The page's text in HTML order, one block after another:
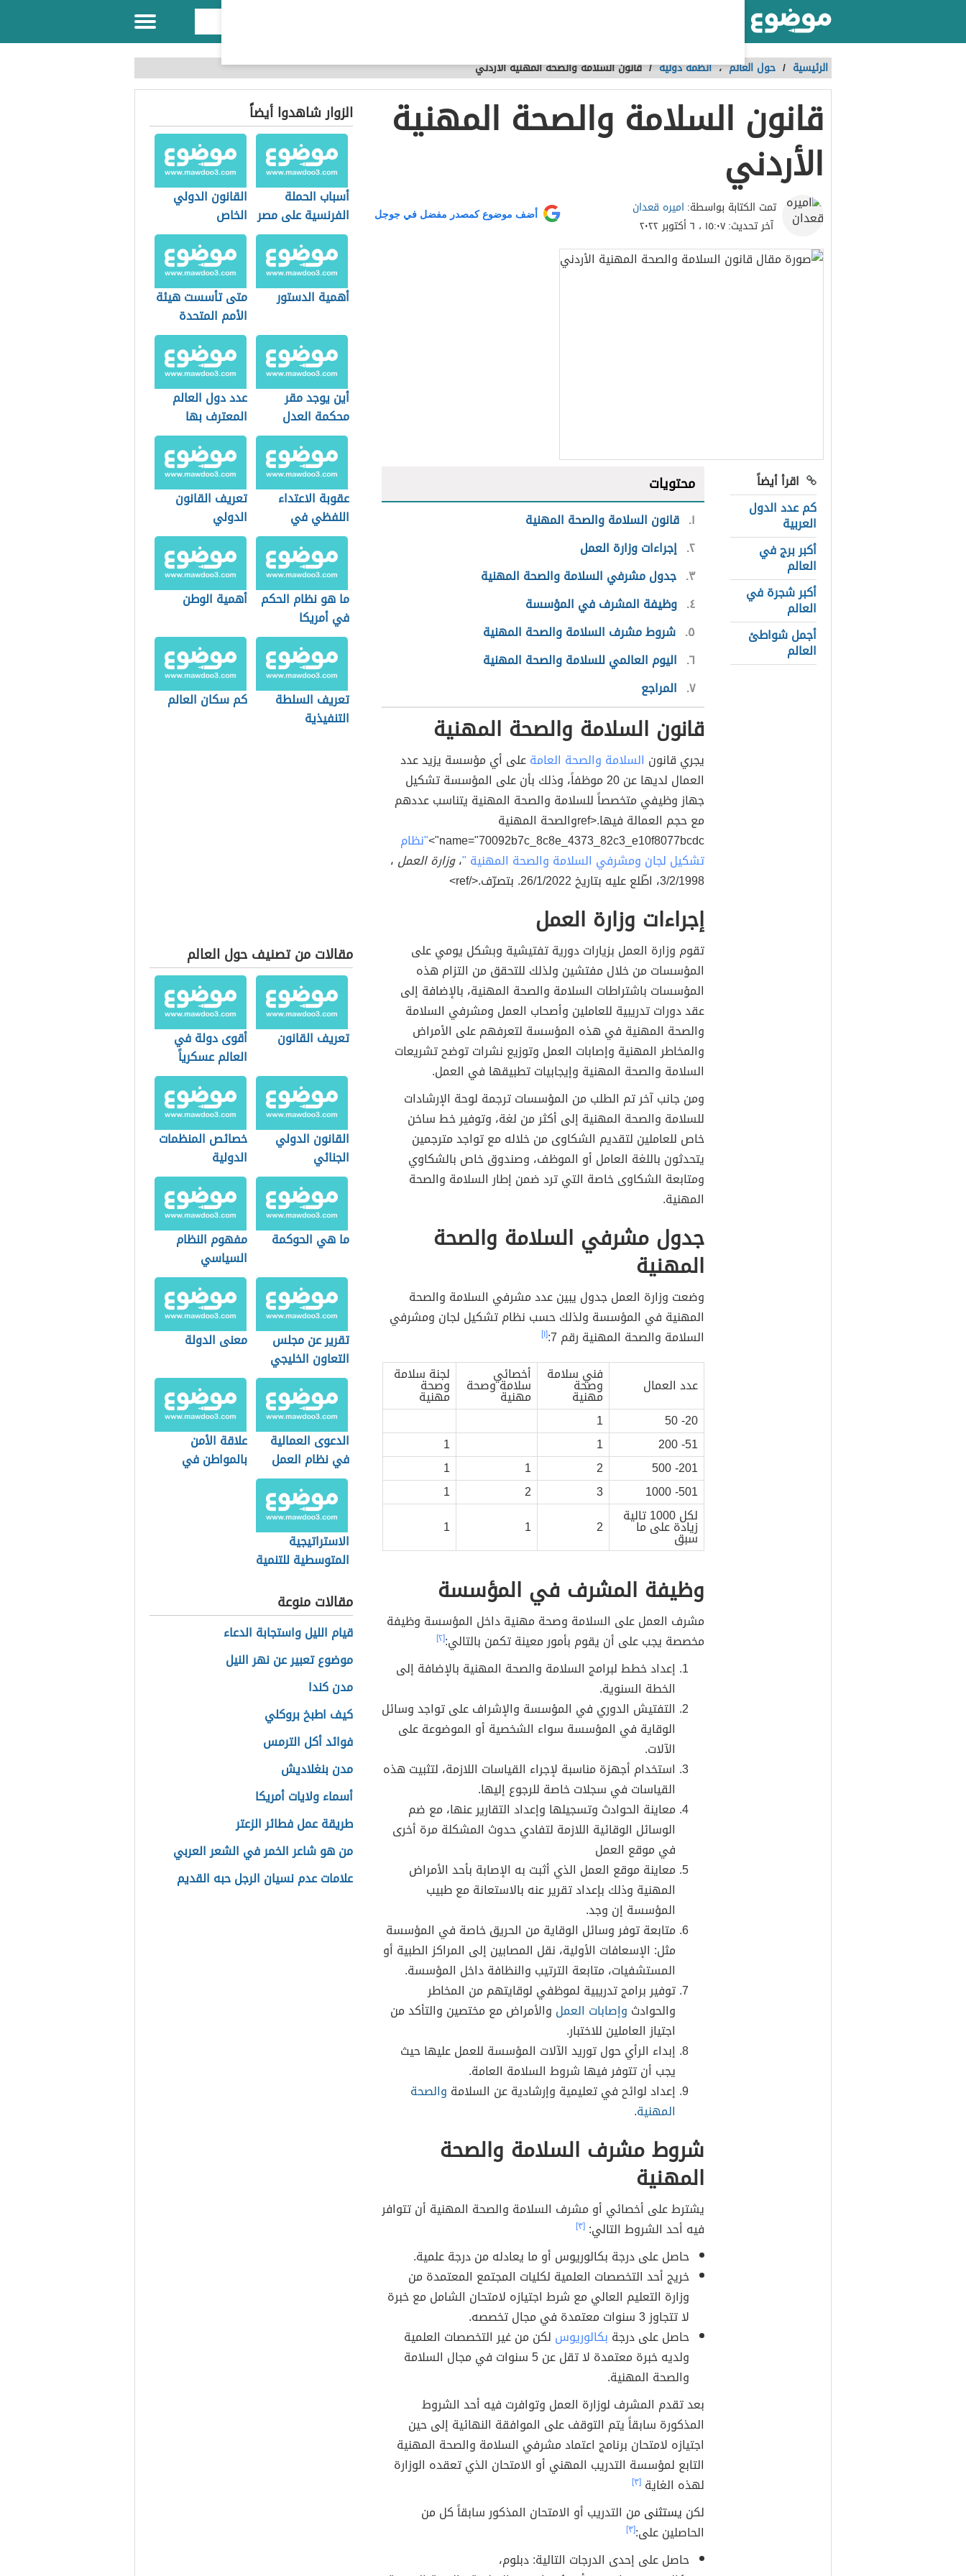
الرئيسية / حول العالم،أنظمة دولية /قانون السلامة والصحة المهنية الأردني
قانون السلامة والصحة المهنية
الأردني
تمت الكتابة بواسطة: اميره قعدان
آخر تحديث:١٥:٠٧ ، ٦ أكتوبر ٢٠٢٢
أضف موضوع كمصدر مفضل في جوجل
اقرأ أيضاً
كم عدد الدول
العربية
أكبر برج في
العالم
أكبر شجرة في
العالم
أجمل شواطئ
العالم
محتويات
١ قانون السلامة والصحة المهنية
٢ إجراءات وزارة العمل
٣ جدول مشرفي السلامة والصحة المهنية
٤ وظيفة المشرف في المؤسسة
٥ شروط مشرف السلامة والصحة المهنية
٦ اليوم العالمي للسلامة والصحة المهنية
٧ المراجع
قانون السلامة والصحة المهنية
يجري قانون السلامة والصحة العامةعلى أي مؤسسة يزيد عدد
العمال لديها عن 20 موظفاً، وذلك بأن على المؤسسة تشكيل
جهاز وظيفي متخصصاً للسلامة والصحة المهنية يتناسب عددهم
مع حجم العمالة فيها.<refوالصحة المهنية
name="70092b7c_8c8e_4373_82c3_e10f8077bcdc"> "نظام
تشكيل لجان ومشرفي السلامة والصحة المهنية "،وزارة العمل ،
3/2/1998، اطّلع عليه بتاريخ 26/1/2022. بتصرّف.</ref>
إجراءات وزارة العمل
تقوم وزارة العمل بزيارات دورية تفتيشية وبشكل يومي على
المؤسسات من خلال مفتشين ولذلك للتحقق من التزام هذه
المؤسسات باشتراطات السلامة والصحة المهنية، بالإضافة إلى
عقد دورات تدريبية للعاملين وأصحاب العمل ومشرفي السلامة
والصحة المهنية في هذه المؤسسة لتعرفهم على الأمراض
والمخاطر المهنية وإصابات العمل وتوزيع نشرات توضح تشريعات
السلامة والصحة المهنية وإيجابيات تطبيقها في العمل.
ومن جانب آخر تم الطلب من المؤسسات ترجمة لوحة الإرشادات
للسلامة والصحة المهنية إلى أكثر من لغة، وتوفير خط ساخن
خاص للعاملين لتقديم الشكاوى من خلاله مع تواجد مترجمين
يتحدثون باللغة العامل أو الموظف، وصندوق خاص بالشكاوي
ومتابعة الشكاوى خاصة التي ترد ضمن إطار السلامة والصحة
المهنية.
جدول مشرفي السلامة والصحة
المهنية
وضعت وزارة العمل جدول يبين عدد مشرفي السلامة والصحة
المهنية في المؤسسة ولذلك حسب نظام تشكيل لجان ومشرفي
السلامة والصحة المهنية رقم 7:
[١]
عدد العمال
فني سلامة
وصحة
مهنية
أخصائي
سلامة وصحة
مهنية
لجنة سلامة
وصحة
مهنية
20- 50
1
51- 200
1
1
201- 500
2
1
1
501- 1000
3
2
1
لكل 1000 تالية
زيادة على ما
سبق
2
1
1
وظيفة المشرف في المؤسسة
مشرف العمل على السلامة وصحة مهنية داخل المؤسسة وظيفة
مخصصة يجب على أن يقوم بأمور معينة تكمن بالتالي:[٢]
إعداد خطط لبرامج السلامة والصحة المهنية بالإضافة إلى
الخطة السنوية.
التفتيش الدوري في المؤسسة والإشراف على تواجد وسائل
الوقاية في المؤسسة سواء الشخصية أو الموضوعة على
الآلات.
استخدام أجهزة مناسبة لإجراء القياسات اللازمة، لتثبيت هذه
القياسات في سجلات خاصة للرجوع إليها.
معاينة الحوادث وتسجيلها وإعداد التقارير عنها، مع ضم
الوسائل الوقائية اللازمة لتفادي حدوث المشكلة مرة أخرى
في موقع العمل
معاينة موقع العمل الذي أثبت به الإصابة بأحد الأمراض
المهنية وذلك بإعداد تقرير عنه بالاستعانة مع طبيب
المؤسسة إن وجد.
متابعة توفر وسائل الوقاية من الحريق خاصة في المؤسسة
مثل: الإسعافات الأولية، نقل المصابين إلى المراكز الطبية أو
المستشفيات، متابعة الترتيب والنظافة داخل المؤسسة.
توفير برامج تدريبية لموظفي لوقايتهم من المخاطر
والحوادث وإصابات العمل والأمراض مع مختصين والتأكد من
اجتياز العاملين للاختبار.
إبداء الرأي حول توريد الآلات المؤسسة للعمل عليها حيث
يجب أن تتوفر فيها شروط السلامة العامة.
إعداد لوائح في تعليمية وإرشادية عن السلامة والصحة
المهنية.
شروط مشرف السلامة والصحة
المهنية
يشترط على أخصائي أو مشرف السلامة والصحة المهنية أن تتوافر
فيه أحد الشروط التالي:[٣]
حاصل على درجة بكالوريوس أو ما يعادله من درجة علمية.
خريج أحد التخصصات العلمية لكليات المجتمع المعتمدة من
وزارة التعليم العالي مع شرط اجتيازه لامتحان الشامل مع خبرة
لا تتجاوز 3 سنوات معتمدة في مجال تخصصه.
حاصل على درجة بكالوريوس لكن من غير التخصصات العلمية
ولديه خبرة معتمدة لا تقل عن 5 سنوات في مجال السلامة
والصحة المهنية.
بعد تقدم المشرف لوزارة العمل وتوافرت فيه أحد الشروط
المذكورة سابقاً يتم التوقف على الموافقة النهائية إلى حين
اجتيازه لامتحان برنامج اعتماد مشرفي السلامة والصحة المهنية
التابع لمؤسسة التدريب المهني أو الامتحان الذي تعقده الوزارة
لهذه الغاية[٣]
لكن يستثنى من التدريب أو الامتحان المذكور سابقاً كل من
الحاصلين على:[٣]
حاصل على إحدى الدرجات التالية: دبلوم،
الزوار شاهدوا أيضاً
أسباب الحملة
الفرنسية على مصر
القانون الدولي
الخاص
أهمية الدستور
متى تأسست هيئة
الأمم المتحدة
أين يوجد مقر
محكمة العدل
الدولية
عدد دول العالم
المعترف بها
عقوبة الاعتداء
اللفظي في
السعودية
تعريف القانون
الدولي
ما هو نظام الحكم
في أمريكا
أهمية الوطن
تعريف السلطة
التنفيذية
كم سكان العالم
مقالات من تصنيف حول العالم
تعريف القانون
أقوى دولة في
العالم عسكرياً
القانون الدولي
الجنائي
خصائص المنظمات
الدولية
ما هي الحوكمة
مفهوم النظام
السياسي
تقرير عن مجلس
التعاون الخليجي
معنى الدولة
الدعوى العمالية
في نظام العمل
السعودي
علاقة الأمن
بالمواطن في
الاستراتيجية
المتوسطية للتنمية
مقالات منوعة
قيام الليل واستجابة الدعاء
موضوع تعبير عن نهر النيل
مدن كندا
كيف اطبخ بروكلي
فوائد أكل الترمس
مدن بنغلاديش
أسماء ولايات أمريكا
طريقة عمل فطائر الزعتر
من هو شاعر الخمر في الشعر العربي
علامات عدم نسيان الرجل حبه القديم